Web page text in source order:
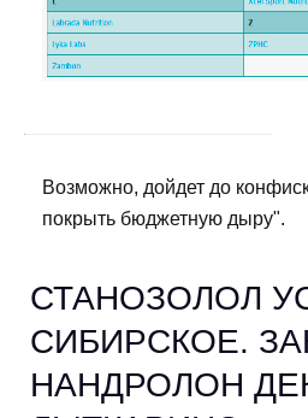
Возможно, дойдет до
покрыть бюджетную дыру".
СТАНОЗОЛОЛ
СИБИРСКОЕ.
НАНДРОЛОН